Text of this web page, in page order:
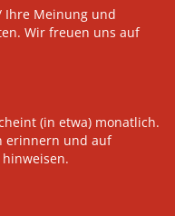
Ihre Meinung und
Wir freuen uns auf
(in etwa) monatlich.
erinnern und auf